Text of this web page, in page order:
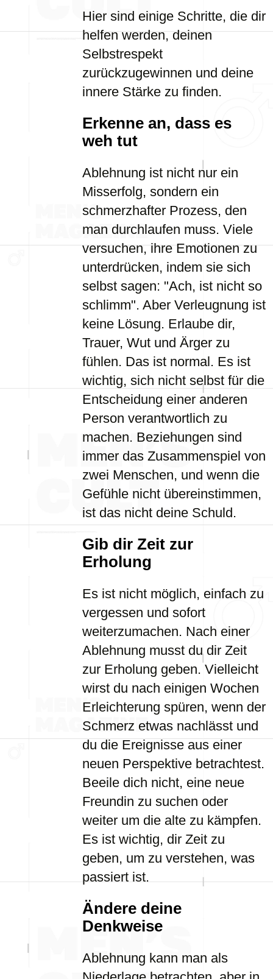
Hier sind einige Schritte, die dir
helfen werden, deinen
Selbstrespekt
zurückzugewinnen und deine
innere Stärke zu finden.
Erkenne an, dass es
weh tut
Ablehnung ist nicht nur ein
Misserfolg, sondern ein
schmerzhafter Prozess, den
man durchlaufen muss. Viele
versuchen, ihre Emotionen zu
unterdrücken, indem sie sich
selbst sagen: "Ach, ist nicht so
schlimm". Aber Verleugnung ist
keine Lösung. Erlaube dir,
Trauer, Wut und Ärger zu
fühlen. Das ist normal. Es ist
wichtig, sich nicht selbst für die
Entscheidung einer anderen
Person verantwortlich zu
machen. Beziehungen sind
immer das Zusammenspiel von
zwei Menschen, und wenn die
Gefühle nicht übereinstimmen,
ist das nicht deine Schuld.
Gib dir Zeit zur
Erholung
Es ist nicht möglich, einfach zu
vergessen und sofort
weiterzumachen. Nach einer
Ablehnung musst du dir Zeit
zur Erholung geben. Vielleicht
wirst du nach einigen Wochen
Erleichterung spüren, wenn der
Schmerz etwas nachlässt und
du die Ereignisse aus einer
neuen Perspektive betrachtest.
Beeile dich nicht, eine neue
Freundin zu suchen oder
weiter um die alte zu kämpfen.
Es ist wichtig, dir Zeit zu
geben, um zu verstehen, was
passiert ist.
Ändere deine
Denkweise
Ablehnung kann man als